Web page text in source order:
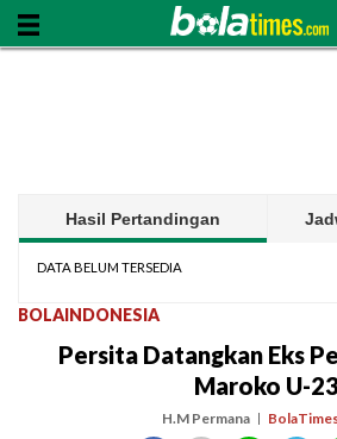
Hasil Pertandingan
DATA BELUM TERSEDIA
BOLAINDONESIA
Persita Datangkan Eks
Maroko U-
H.M Permana